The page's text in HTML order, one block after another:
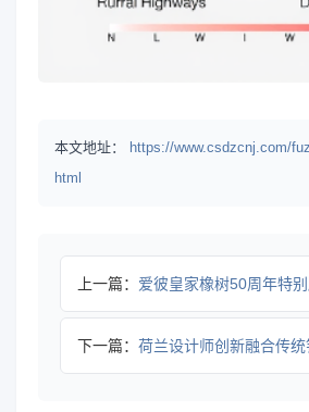
本文地址：
https://www.csdzcnj.com/
html
上一篇： 爱彼皇家橡树50周年特别版配
下一篇： 荷兰设计师创新融合传统针织与可持续时尚，